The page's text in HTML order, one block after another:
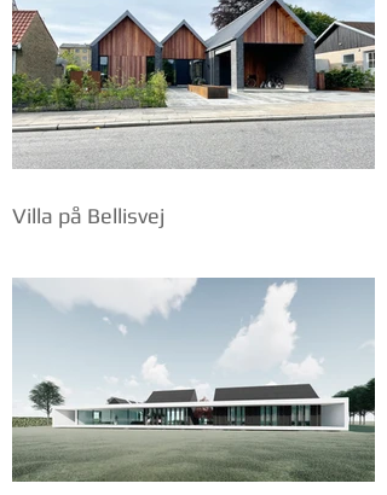
Villa på Bellisvej